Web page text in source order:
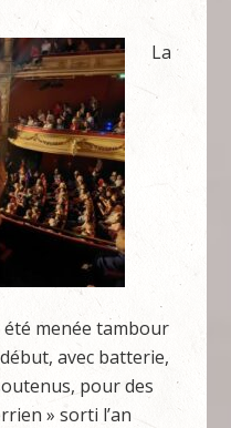
La
menée tambour
avec batterie,
pour des
» sorti l’an